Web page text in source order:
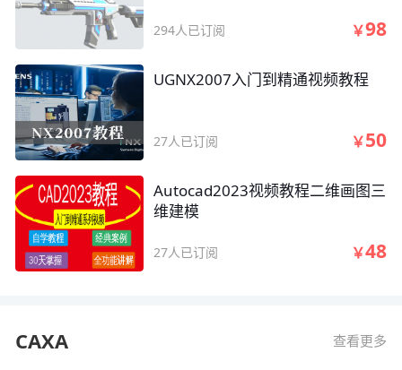
294人已订阅 ￥98
UGNX2007入门到精通视频教程
27人已订阅 ￥50
Autocad2023视频教程二维画图三
维建模
27人已订阅 ￥48
CAXA 查看更多